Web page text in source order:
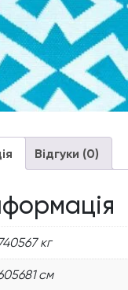
Відгуки (0)
кг
см